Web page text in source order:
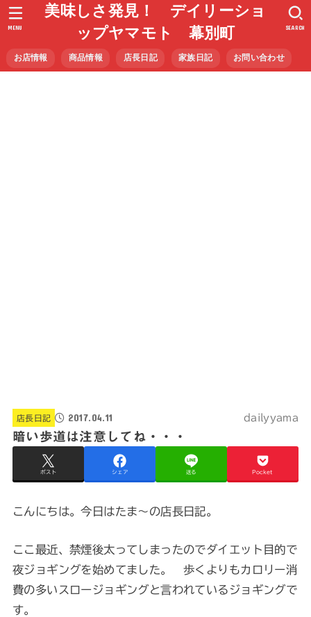
美味しさ発見！ デイリーショ
ップヤマモト 幕別町
お店情報 商品情報 店長日記 家族日記 お問い合わせ
SEARCH
MENU
店長日記 2017.04.11 dailyyama
暗い歩道は注意してね・・・
ポスト シェア 送る Pocket
こんにちは。今日はたま～の店長日記。
ここ最近、禁煙後太ってしまったのでダイエット目的で
夜ジョギングを始めてました。 歩くよりもカロリー消
費の多いスロージョギングと言われているジョギングで
す。